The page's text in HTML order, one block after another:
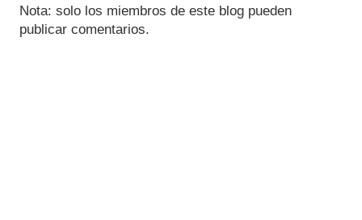
Nota: solo los miembros de este blog pueden
publicar comentarios.